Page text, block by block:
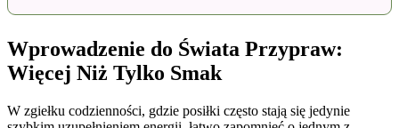
Wprowadzenie do Świata Przypraw:
Więcej Niż Tylko Smak
W zgiełku codzienności, gdzie posiłki często stają się jedynie